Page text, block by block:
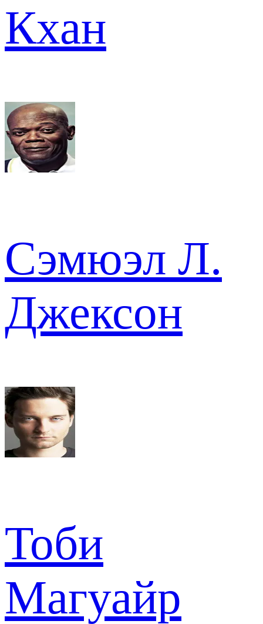
Кхан
Сэмюэл Л.
Джексон
Тоби
Магуайр